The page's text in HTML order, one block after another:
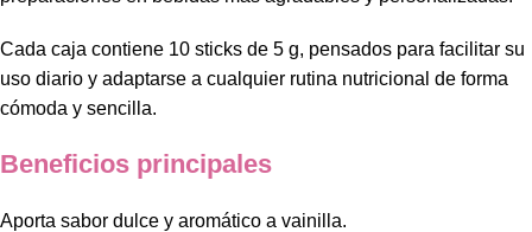
Cada caja contiene 10 sticks de 5 g, pensados para facilitar su
uso diario y adaptarse a cualquier rutina nutricional de forma
cómoda y sencilla.
Beneficios principales
Aporta sabor dulce y aromático a vainilla.